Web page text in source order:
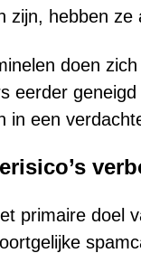
zijn, hebben
doen
eerder
in een
primaire doel